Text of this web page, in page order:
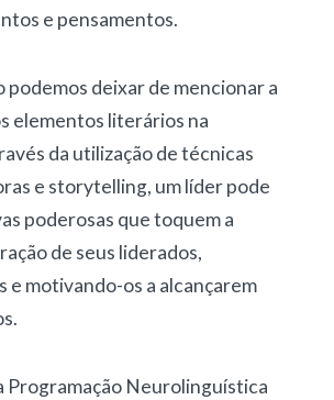
e pensamentos.
podemos deixar de mencionar a
elementos literários na
da utilização de técnicas
e storytelling, um líder pode
poderosas que toquem a
de seus liderados,
e motivando-os a alcançarem
Programação Neurolinguística